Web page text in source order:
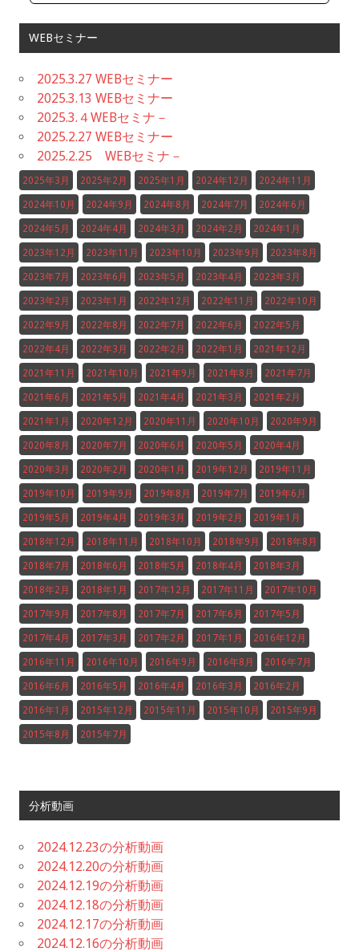
WEBセミナー
2025.3.27 WEBセミナー
2025.3.13 WEBセミナー
2025.3.４WEBセミナ－
2025.2.27 WEBセミナー
2025.2.25 WEBセミナ－
2025年3月 2025年2月 2025年1月 2024年12月 2024年11月
2024年10月 2024年9月 2024年8月 2024年7月 2024年6月
2024年5月 2024年4月 2024年3月 2024年2月 2024年1月
2023年12月 2023年11月 2023年10月 2023年9月 2023年8月
2023年7月 2023年6月 2023年5月 2023年4月 2023年3月
2023年2月 2023年1月 2022年12月 2022年11月 2022年10月
2022年9月 2022年8月 2022年7月 2022年6月 2022年5月
2022年4月 2022年3月 2022年2月 2022年1月 2021年12月
2021年11月 2021年10月 2021年9月 2021年8月 2021年7月
2021年6月 2021年5月 2021年4月 2021年3月 2021年2月
2021年1月 2020年12月 2020年11月 2020年10月 2020年9月
2020年8月 2020年7月 2020年6月 2020年5月 2020年4月
2020年3月 2020年2月 2020年1月 2019年12月 2019年11月
2019年10月 2019年9月 2019年8月 2019年7月 2019年6月
2019年5月 2019年4月 2019年3月 2019年2月 2019年1月
2018年12月 2018年11月 2018年10月 2018年9月 2018年8月
2018年7月 2018年6月 2018年5月 2018年4月 2018年3月
2018年2月 2018年1月 2017年12月 2017年11月 2017年10月
2017年9月 2017年8月 2017年7月 2017年6月 2017年5月
2017年4月 2017年3月 2017年2月 2017年1月 2016年12月
2016年11月 2016年10月 2016年9月 2016年8月 2016年7月
2016年6月 2016年5月 2016年4月 2016年3月 2016年2月
2016年1月 2015年12月 2015年11月 2015年10月 2015年9月
2015年8月 2015年7月
分析動画
2024.12.23の分析動画
2024.12.20の分析動画
2024.12.19の分析動画
2024.12.18の分析動画
2024.12.17の分析動画
2024.12.16の分析動画